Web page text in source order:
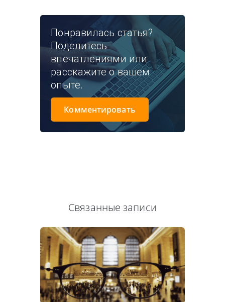
Понравилась статья?
Поделитесь
впечатлениями или
расскажите о вашем
опыте.
Комментировать
Связанные записи